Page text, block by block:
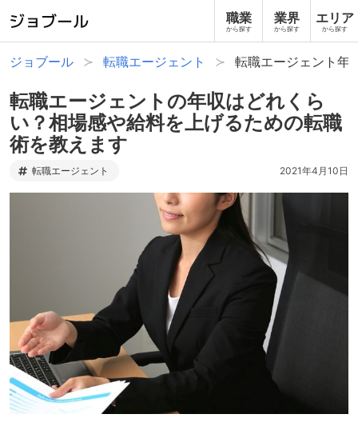
職業
から探す
業界
から探す
エリア
から探す
ジョブール 転職エージェント 転職エージェント年
転職エージェントの年収はどれくら
い？相場感や給料を上げるための転職
術を教えます
転職エージェント 2021年4月10日